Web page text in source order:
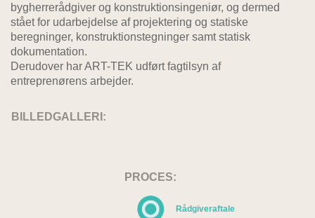
bygherrerådgiver og konstruktionsingeniør, og dermed
stået for udarbejdelse af projektering og statiske
beregninger, konstruktionstegninger samt statisk
dokumentation.
Derudover har ART-TEK udført fagtilsyn af
entreprenørens arbejder.
BILLEDGALLERI:
PROCES:
Rådgiveraftale